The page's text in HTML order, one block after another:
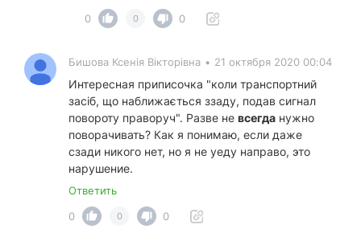
0
0 0
Бишова Ксенія Вікторівна • 21 октября 2020 00:04
Интересная приписочка "коли транспортний
засіб, що наближається ззаду, подав сигнал
повороту праворуч". Разве не всегда нужно
поворачивать? Как я понимаю, если даже
сзади никого нет, но я не уеду направо, это
нарушение.
Ответить
0
0 0